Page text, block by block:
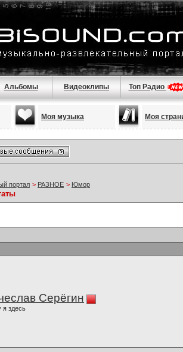
Альбомы Видеоклипы Топ Радио
Моя музыка Моя
портал > РАЗНОЕ > Юмор
Серёгин
я здесь